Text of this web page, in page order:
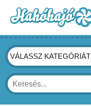
VÁLASSZ KATEGÓRIÁT